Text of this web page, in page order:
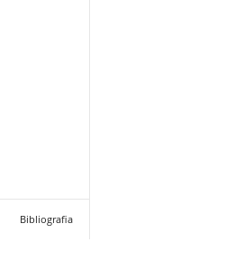
Bibliografia